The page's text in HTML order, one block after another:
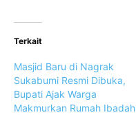
Terkait
Masjid Baru di Nagrak
Sukabumi Resmi Dibuka,
Bupati Ajak Warga
Makmurkan Rumah Ibadah